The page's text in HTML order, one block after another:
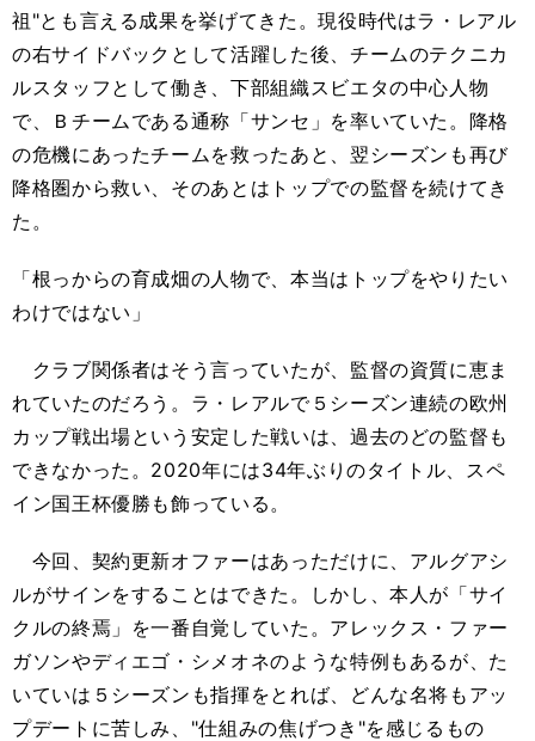
祖"とも言える成果を挙げてきた。現役時代はラ・レアル
の右サイドバックとして活躍した後、チームのテクニカ
ルスタッフとして働き、下部組織スビエタの中心人物
で、Ｂチームである通称「サンセ」を率いていた。降格
の危機にあったチームを救ったあと、翌シーズンも再び
降格圏から救い、そのあとはトップでの監督を続けてき
た。
「根っからの育成畑の人物で、本当はトップをやりたい
わけではない」
クラブ関係者はそう言っていたが、監督の資質に恵ま
れていたのだろう。ラ・レアルで５シーズン連続の欧州
カップ戦出場という安定した戦いは、過去のどの監督も
できなかった。2020年には34年ぶりのタイトル、スペ
イン国王杯優勝も飾っている。
今回、契約更新オファーはあっただけに、アルグアシ
ルがサインをすることはできた。しかし、本人が「サイ
クルの終焉」を一番自覚していた。アレックス・ファー
ガソンやディエゴ・シメオネのような特例もあるが、た
いていは５シーズンも指揮をとれば、どんな名将もアッ
プデートに苦しみ、"仕組みの焦げつき"を感じるもの